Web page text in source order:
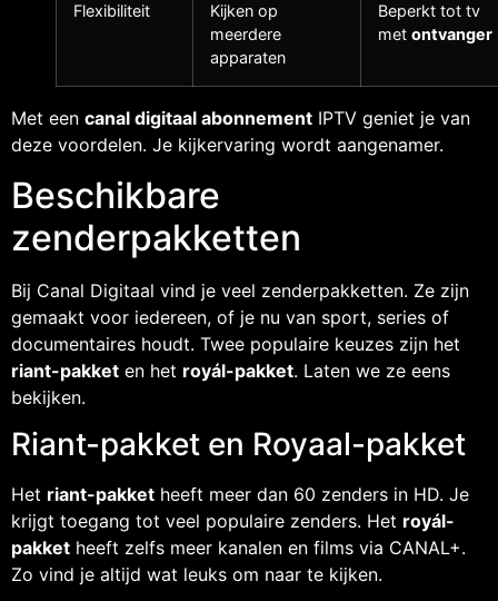
Flexibiliteit
Kijken op
meerdere
apparaten
Beperkt tot tv
met ontvanger
Met een canal digitaal abonnement IPTV geniet je van
deze voordelen. Je kijkervaring wordt aangenamer.
Beschikbare
zenderpakketten
Bij Canal Digitaal vind je veel zenderpakketten. Ze zijn
gemaakt voor iedereen, of je nu van sport, series of
documentaires houdt. Twee populaire keuzes zijn het
riant-pakket en het royál-pakket. Laten we ze eens
bekijken.
Riant-pakket en Royaal-pakket
Het riant-pakket heeft meer dan 60 zenders in HD. Je
krijgt toegang tot veel populaire zenders. Het royál-
pakket heeft zelfs meer kanalen en films via CANAL+.
Zo vind je altijd wat leuks om naar te kijken.